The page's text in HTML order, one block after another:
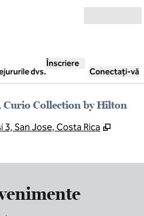
dvs.
Înscriere
Conectați-vă
Curio Collection by Hilton
San Jose, Costa Rica ,